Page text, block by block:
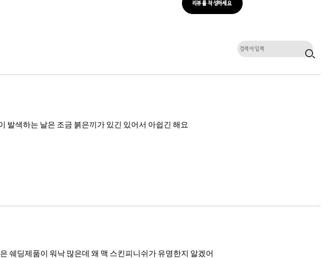
리뷰를 작성하세요
발색하는 날은 조금 붉은끼가 있긴 있어서 아쉽긴 해요
쉐딩제품이 워낙 많은데 왜 맥 스킨피니쉬가 유명한지 알겠어